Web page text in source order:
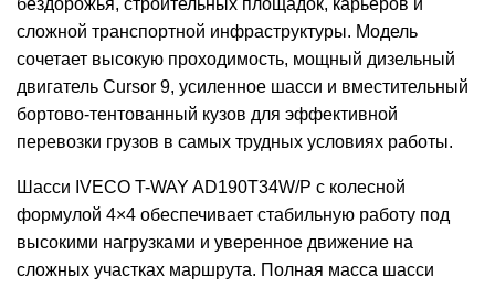
бездорожья, строительных площадок, карьеров и
сложной транспортной инфраструктуры. Модель
сочетает высокую проходимость, мощный дизельный
двигатель Cursor 9, усиленное шасси и вместительный
бортово-тентованный кузов для эффективной
перевозки грузов в самых трудных условиях работы.
Шасси IVECO T-WAY AD190T34W/P с колесной
формулой 4×4 обеспечивает стабильную работу под
высокими нагрузками и уверенное движение на
сложных участках маршрута. Полная масса шасси